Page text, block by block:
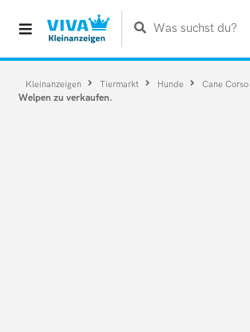
Was suchst du?
Kleinanzeigen Tiermarkt Hunde Cane Corso
Welpen zu verkaufen.